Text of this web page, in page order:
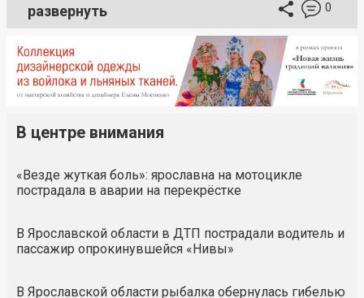
развернуть 0
В центре внимания
«Везде жуткая боль»: ярославна на мотоцикле
пострадала в аварии на перекрёстке
В Ярославской области в ДТП пострадали водитель и
пассажир опрокинувшейся «Нивы»
В Ярославской области рыбалка обернулась гибелью